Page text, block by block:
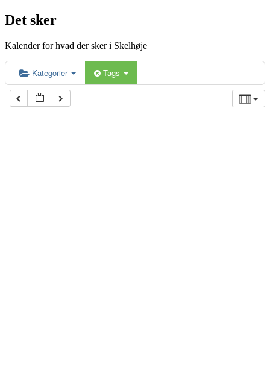
Det sker
Kalender for hvad der sker i Skelhøje
Kategorier Tags